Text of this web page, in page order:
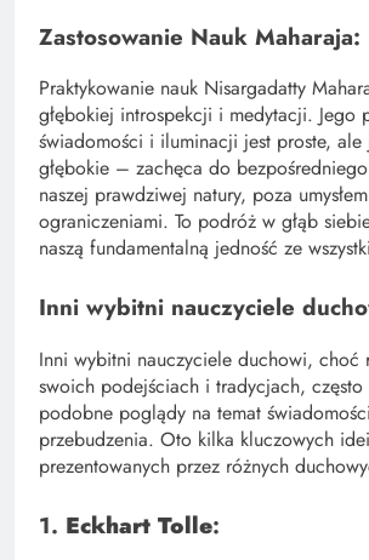
Zastosowanie Nauk Maharaja:
Praktykowanie nauk Nisargadatty
głębokiej introspekcji i medytacji. Jego
świadomości i iluminacji jest proste, ale
głębokie – zachęca do
naszej prawdziwej natury, poza
ograniczeniami. To podróż w głąb
naszą fundamentalną jedność ze
Inni wybitni nauczyciele
Inni wybitni nauczyciele duchowi, choć
swoich podejściach i tradycjach,
podobne poglądy na temat
przebudzenia. Oto kilka kluczowych idei
prezentowanych przez różnych
1. Eckhart Tolle: